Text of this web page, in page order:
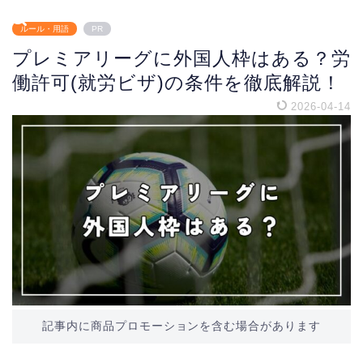
ルール・用語 PR
プレミアリーグに外国人枠はある？労
働許可(就労ビザ)の条件を徹底解説！
2026-04-14
記事内に商品プロモーションを含む場合があります